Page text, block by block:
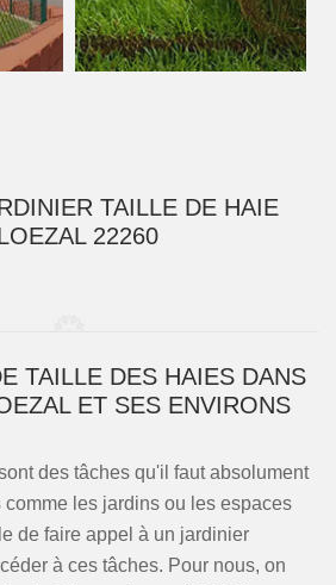
TAILLE DE HAIE
22260
TAILLE DES HAIES DANS
ET SES ENVIRONS
des tâches qu'il faut absolument
les jardins ou les espaces
de faire appel à un jardinier
à ces tâches. Pour nous, on